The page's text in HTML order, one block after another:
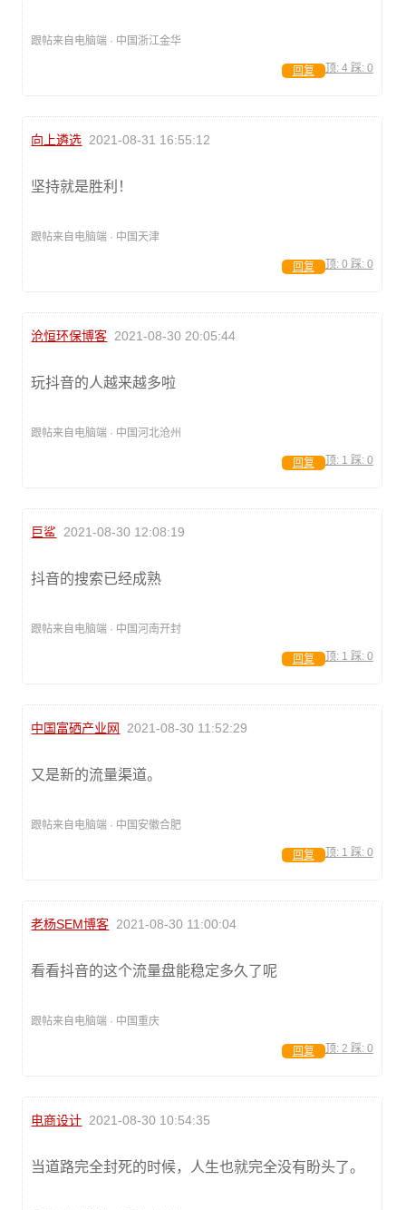
跟帖来自电脑端 · 中国浙江金华
顶: 4 踩: 0
回复
向上遴选 2021-08-31 16:55:12
坚持就是胜利！
跟帖来自电脑端 · 中国天津
顶: 0 踩: 0
回复
沧恒环保博客 2021-08-30 20:05:44
玩抖音的人越来越多啦
跟帖来自电脑端 · 中国河北沧州
顶: 1 踩: 0
回复
巨鲨 2021-08-30 12:08:19
抖音的搜索已经成熟
跟帖来自电脑端 · 中国河南开封
顶: 1 踩: 0
回复
中国富硒产业网 2021-08-30 11:52:29
又是新的流量渠道。
跟帖来自电脑端 · 中国安徽合肥
顶: 1 踩: 0
回复
老杨SEM博客 2021-08-30 11:00:04
看看抖音的这个流量盘能稳定多久了呢
跟帖来自电脑端 · 中国重庆
顶: 2 踩: 0
回复
电商设计 2021-08-30 10:54:35
当道路完全封死的时候，人生也就完全没有盼头了。